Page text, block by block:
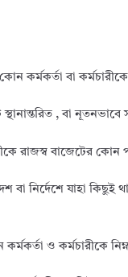
কর্মকর্তা বা
স্থানান্তরিত , বা
রাজস্ব বাজেটের কোন
যাহা কিছুই
ও কর্মচারীকে